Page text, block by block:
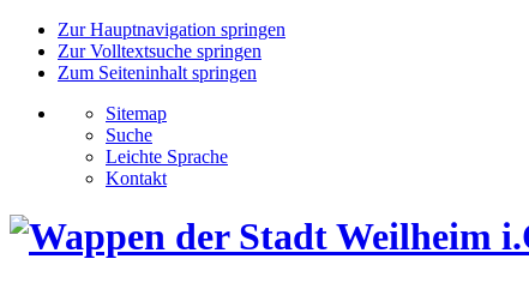
Zur Hauptnavigation springen
Zur Volltextsuche springen
Zum Seiteninhalt springen
Sitemap
Suche
Leichte Sprache
Kontakt